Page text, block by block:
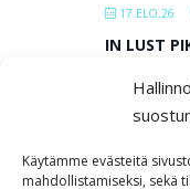
Käytämme evästeitä
mahdollistamiseksi, sekä
17.ELO.26
IN LUST
18.ELO.26